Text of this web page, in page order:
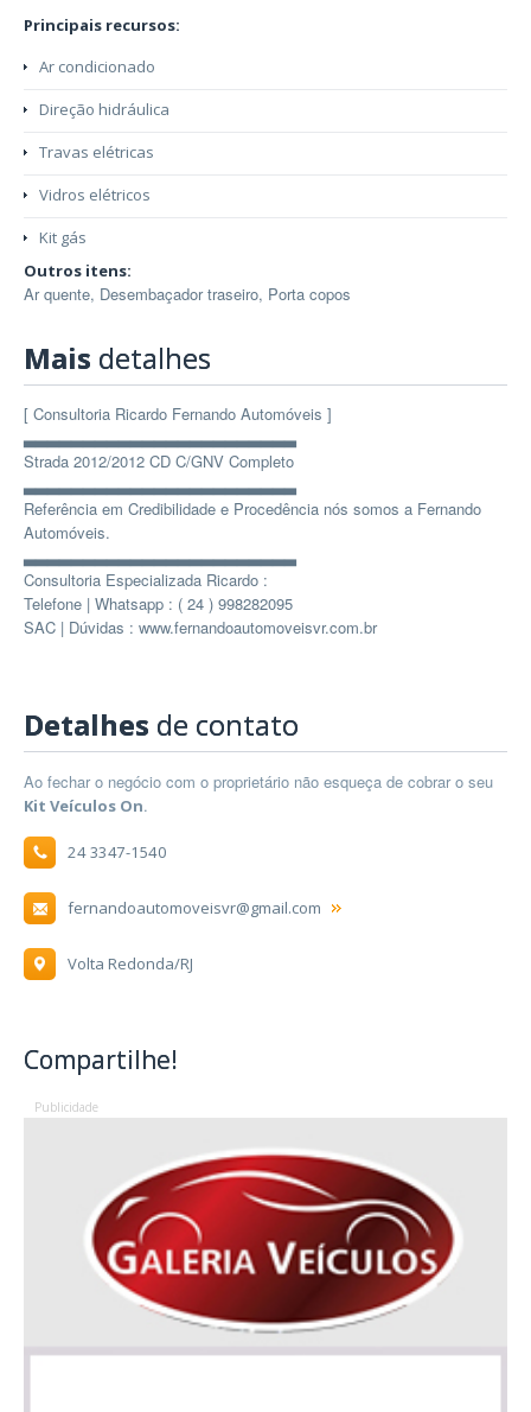
Principais recursos:
Ar condicionado
Direção hidráulica
Travas elétricas
Vidros elétricos
Kit gás
Outros itens:
Ar quente, Desembaçador traseiro, Porta copos
Mais detalhes
[ Consultoria Ricardo Fernando Automóveis ]
▃▃▃▃▃▃▃▃▃▃▃▃▃▃▃▃▃▃▃▃▃▃▃
Strada 2012/2012 CD C/GNV Completo
▃▃▃▃▃▃▃▃▃▃▃▃▃▃▃▃▃▃▃▃▃▃▃
Referência em Credibilidade e Procedência nós somos a Fernando
Automóveis.
▃▃▃▃▃▃▃▃▃▃▃▃▃▃▃▃▃▃▃▃▃▃▃
Consultoria Especializada Ricardo :
Telefone | Whatsapp : ( 24 ) 998282095
SAC | Dúvidas : www.fernandoautomoveisvr.com.br
Detalhes de contato
Ao fechar o negócio com o proprietário não esqueça de cobrar o seu
Kit Veículos On.
24 3347-1540
fernandoautomoveisvr@gmail.com
Volta Redonda/RJ
Compartilhe!
Publicidade